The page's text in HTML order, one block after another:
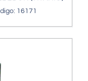
16171